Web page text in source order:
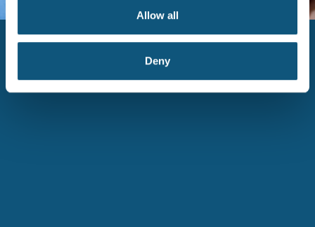
Allow all
Deny